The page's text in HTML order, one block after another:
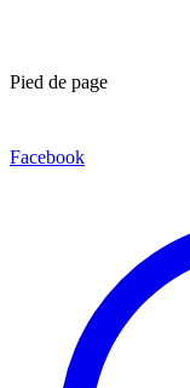
Pied de page
Facebook